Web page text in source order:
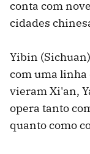
conta com
cidades
Yibin (Sichuan)
com uma linha
vieram Xi'an,
opera tanto
quanto como